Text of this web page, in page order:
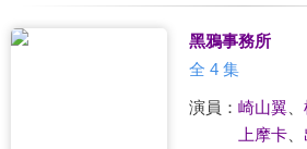
黑鴉事務所
全 4 集
演員： 崎山翼
上摩卡、